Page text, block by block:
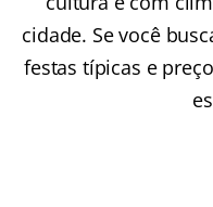
cidade. Se você
festas típicas e